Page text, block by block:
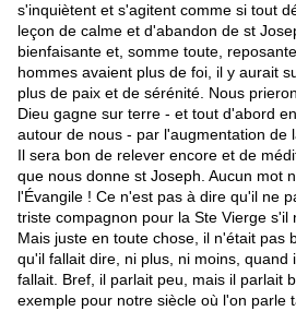
s'inquiètent et s'agitent comme si tout
leçon de calme et d'abandon de st
bienfaisante et, somme toute,
hommes avaient plus de foi, il y aurait
plus de paix et de sérénité. Nous
Dieu gagne sur terre - et tout d'abord
autour de nous - par l'augmentation de
Il sera bon de relever encore et de
que nous donne st Joseph. Aucun mot
l'Évangile ! Ce n'est pas à dire qu'il ne
triste compagnon pour la Ste Vierge s'il
Mais juste en toute chose, il n'était pas
qu'il fallait dire, ni plus, ni moins, quand
fallait. Bref, il parlait peu, mais il parlait
exemple pour notre siècle où l'on parle